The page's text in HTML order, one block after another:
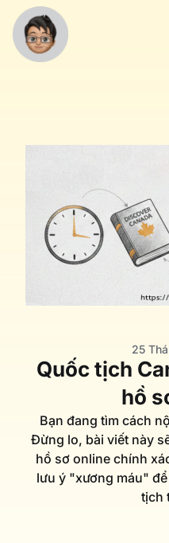
25
Quốc tịch
hồ
Bạn đang tìm cách
Đừng lo, bài viết này
hồ sơ online chính
lưu ý "xương máu"
tịch